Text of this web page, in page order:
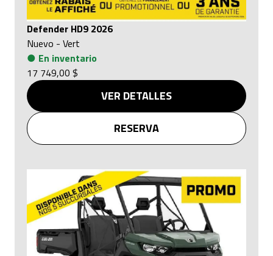
Defender HD9 2026
Nuevo - Vert
● En inventario
17 749,00 $
VER DETALLES
RESERVA